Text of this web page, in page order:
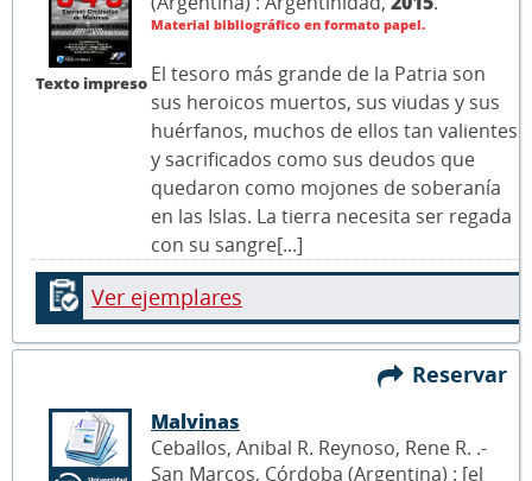
Texto impreso
Material bibliográfico en formato papel.
El tesoro más grande de la Patria son
sus heroicos muertos, sus viudas y sus
huérfanos, muchos de ellos tan valientes
y sacrificados como sus deudos que
quedaron como mojones de soberanía
en las Islas. La tierra necesita ser regada
con su sangre[...]
Ver ejemplares
Reservar
Malvinas
Ceballos, Anibal R. Reynoso, Rene R. .-
San Marcos, Córdoba (Argentina) : [el